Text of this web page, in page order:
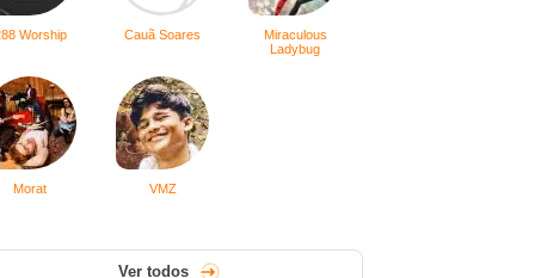
Worship Cauã Soares
Miraculous
Ladybug
Morat VMZ
Ver todos